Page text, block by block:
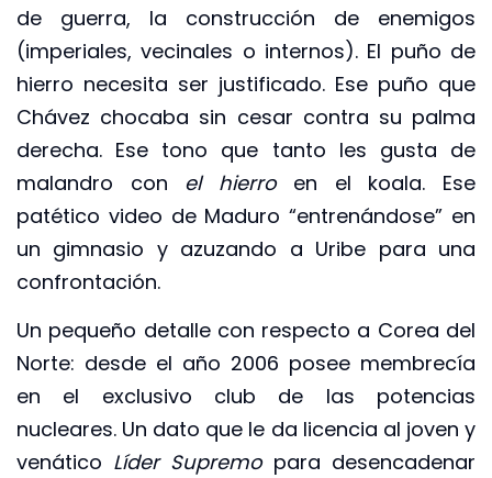
de guerra, la construcción de enemigos
(imperiales, vecinales o internos). El puño de
hierro necesita ser justificado. Ese puño que
Chávez chocaba sin cesar contra su palma
derecha. Ese tono que tanto les gusta de
malandro con el hierroen el koala. Ese
patético video de Maduro “entrenándose” en
un gimnasio y azuzando a Uribe para una
confrontación.
Un pequeño detalle con respecto a Corea del
Norte: desde el año 2006 posee membrecía
en el exclusivo club de las potencias
nucleares. Un dato que le da licencia al joven y
venático Líder Supremopara desencadenar